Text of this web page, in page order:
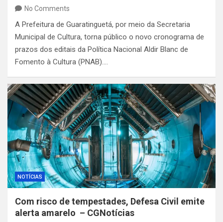
No Comments
A Prefeitura de Guaratinguetá, por meio da Secretaria
Municipal de Cultura, torna público o novo cronograma de
prazos dos editais da Política Nacional Aldir Blanc de
Fomento à Cultura (PNAB).…
NOTÍCIAS
Com risco de tempestades, Defesa Civil emite
alerta amarelo – CGNotícias